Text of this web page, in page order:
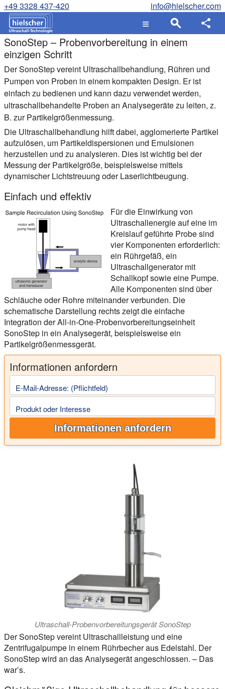
+49 3328 437-420 info@hielscher.com
SonoStep – Probenvorbereitung in einem
einzigen Schritt
Der SonoStep vereint Ultraschallbehandlung, Rühren und
Pumpen von Proben in einem kompakten Design. Er ist
einfach zu bedienen und kann dazu verwendet werden,
ultraschallbehandelte Proben an Analysegeräte zu leiten, z.
B. zur Partikelgrößenmessung.
Die Ultraschallbehandlung hilft dabei, agglomerierte Partikel
aufzulösen, um Partikeldispersionen und Emulsionen
herzustellen und zu analysieren. Dies ist wichtig bei der
Messung der Partikelgröße, beispielsweise mittels
dynamischer Lichtstreuung oder Laserlichtbeugung.
Einfach und effektiv
Für die Einwirkung von
Ultraschallenergie auf eine im
Kreislauf geführte Probe sind
vier Komponenten erforderlich:
ein Rührgefäß, ein
Ultraschallgenerator mit
Schallkopf sowie eine Pumpe.
Alle Komponenten sind über
Schläuche oder Rohre miteinander verbunden. Die
schematische Darstellung rechts zeigt die einfache
Integration der All-in-One-Probenvorbereitungseinheit
SonoStep in ein Analysegerät, beispielsweise ein
Partikelgrößenmessgerät.
Informationen anfordern
E-Mail-Adresse: (Pflichtfeld)
Produkt oder Interesse
Informationen anfordern
Ultraschall-Probenvorbereitungsgerät SonoStep
Der SonoStep vereint Ultraschallleistung und eine
Zentrifugalpumpe in einem Rührbecher aus Edelstahl. Der
SonoStep wird an das Analysegerät angeschlossen. – Das
war’s.